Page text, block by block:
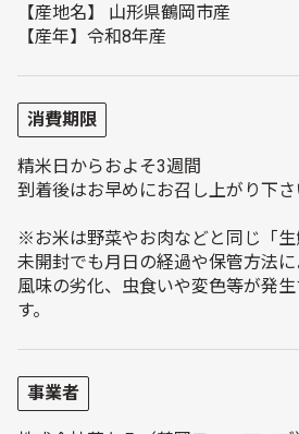
【産地名】 山形県鶴岡市産
【産年】令和8年産
消費期限
精米日からおよそ3週間
到着後はお早めにお召し上がり下さ
※お米は野菜やお肉などと同じ「生
未開封でも月日の経過や保管方法に
風味の劣化、虫食いや変色等が発
す。
事業者